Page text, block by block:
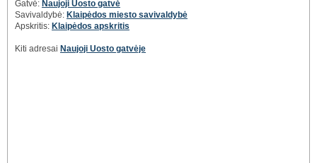
Gatvė: Naujoji Uosto gatvė
Savivaldybė: Klaipėdos miesto savivaldybė
Apskritis: Klaipėdos apskritis
Kiti adresai Naujoji Uosto gatvėje